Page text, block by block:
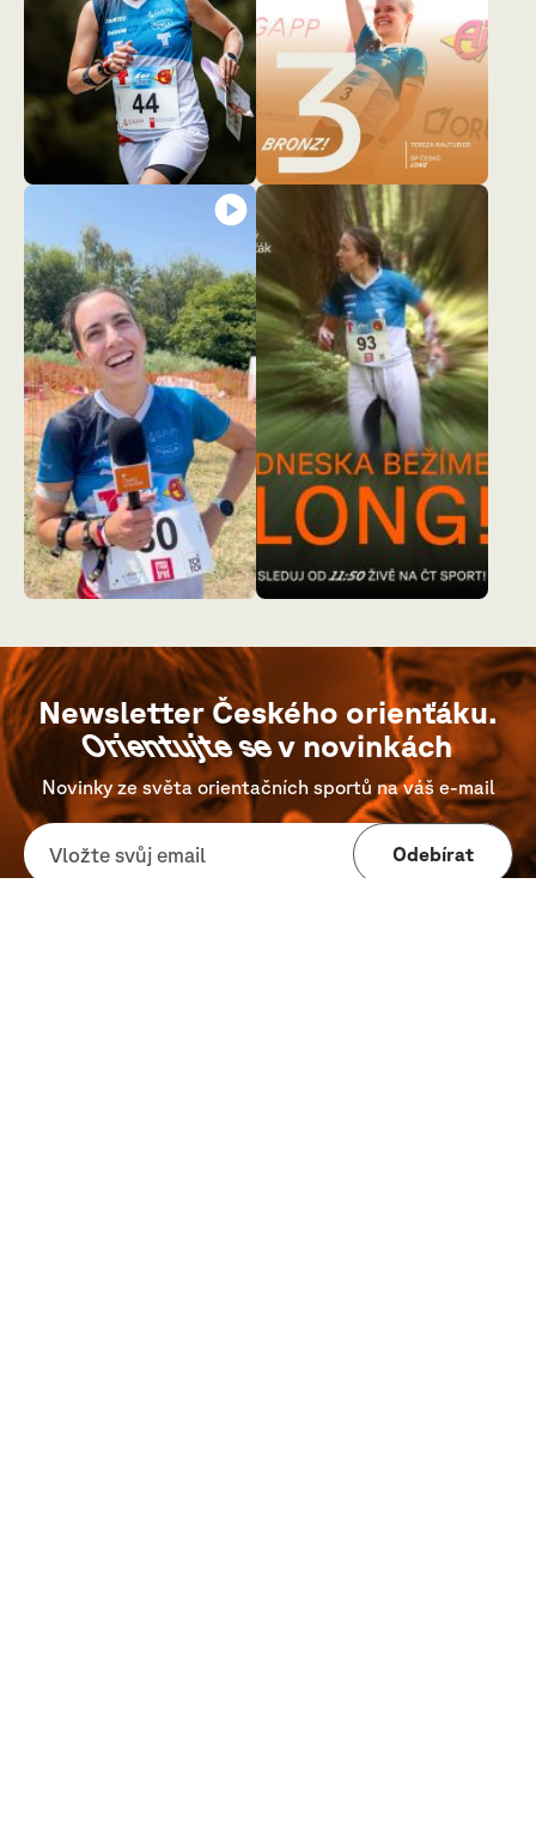
Newsletter Českého orienťáku.
Orientujte sev novinkách
Novinky ze světa orientačních sportů na váš e-mail
Odebírat